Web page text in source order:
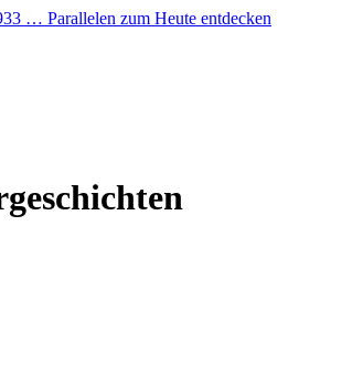
… Parallelen zum Heute entdecken